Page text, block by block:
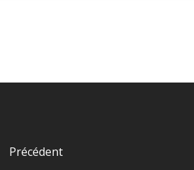
Précédent